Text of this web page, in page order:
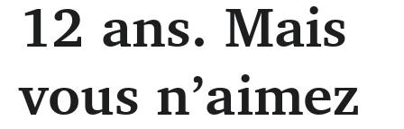
12 ans. Mais
vous n’aimez